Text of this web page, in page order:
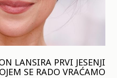
LANSIRA PRVI JESENJI
SE RADO VRAĆAMO